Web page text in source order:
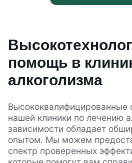
помощь в
алкоголизма
Высококвалифицированные
нашей клиники по лечению
зависимости обладает
опытом. Мы можем
спектр проверенных